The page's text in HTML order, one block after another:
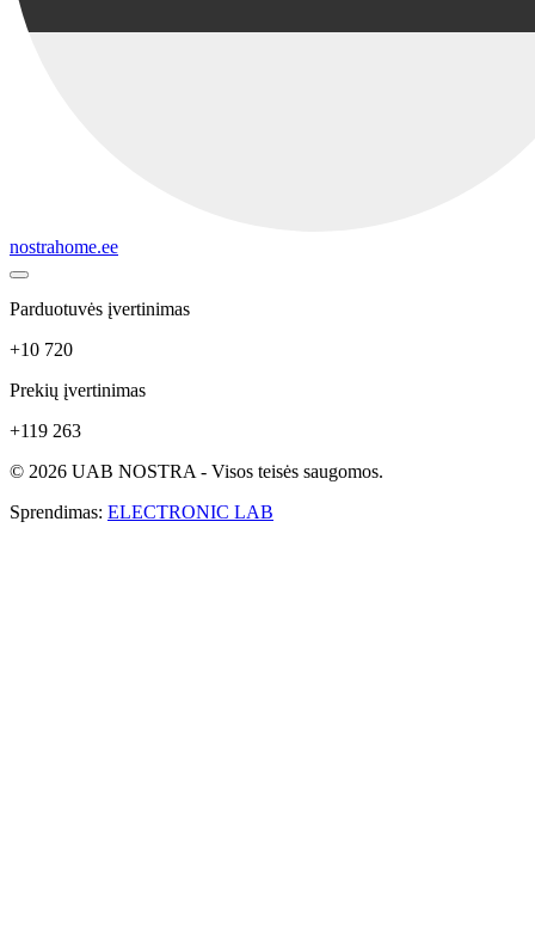
nostrahome.ee
Parduotuvės įvertinimas
+10 720
Prekių įvertinimas
+119 263
© 2026 UAB NOSTRA - Visos teisės saugomos.
Sprendimas: ELECTRONIC LAB